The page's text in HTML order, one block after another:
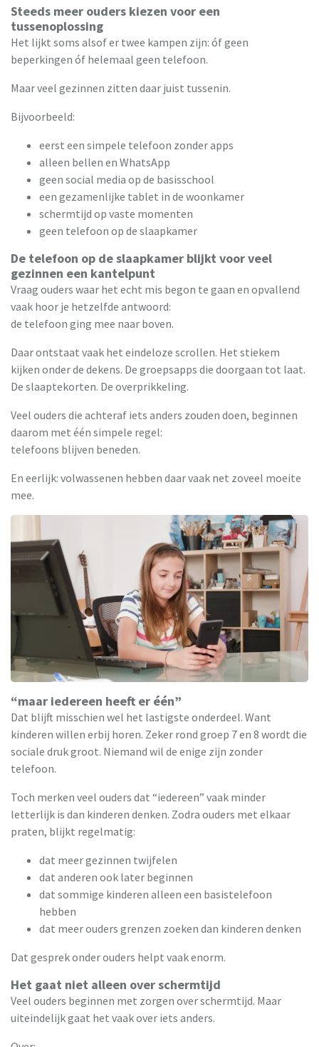
Steeds meer ouders kiezen voor een
tussenoplossing
Het lijkt soms alsof er twee kampen zijn: óf geen
beperkingen óf helemaal geen telefoon.
Maar veel gezinnen zitten daar juist tussenin.
Bijvoorbeeld:
eerst een simpele telefoon zonder apps
alleen bellen en WhatsApp
geen social media op de basisschool
een gezamenlijke tablet in de woonkamer
schermtijd op vaste momenten
geen telefoon op de slaapkamer
De telefoon op de slaapkamer blijkt voor veel
gezinnen een kantelpunt
Vraag ouders waar het echt mis begon te gaan en opvallend
vaak hoor je hetzelfde antwoord:
de telefoon ging mee naar boven.
Daar ontstaat vaak het eindeloze scrollen. Het stiekem
kijken onder de dekens. De groepsapps die doorgaan tot laat.
De slaaptekorten. De overprikkeling.
Veel ouders die achteraf iets anders zouden doen, beginnen
daarom met één simpele regel:
telefoons blijven beneden.
En eerlijk: volwassenen hebben daar vaak net zoveel moeite
mee.
“maar iedereen heeft er één”
Dat blijft misschien wel het lastigste onderdeel. Want
kinderen willen erbij horen. Zeker rond groep 7 en 8 wordt die
sociale druk groot. Niemand wil de enige zijn zonder
telefoon.
Toch merken veel ouders dat “iedereen” vaak minder
letterlijk is dan kinderen denken. Zodra ouders met elkaar
praten, blijkt regelmatig:
dat meer gezinnen twijfelen
dat anderen ook later beginnen
dat sommige kinderen alleen een basistelefoon
hebben
dat meer ouders grenzen zoeken dan kinderen denken
Dat gesprek onder ouders helpt vaak enorm.
Het gaat niet alleen over schermtijd
Veel ouders beginnen met zorgen over schermtijd. Maar
uiteindelijk gaat het vaak over iets anders.